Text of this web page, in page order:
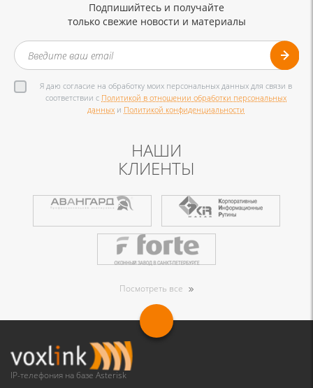
Подпишийтесь и получайте
только свежие новости и материалы
Я даю согласие на обработку моих персональных данных для связи в
соответствии с Политикой в отношении обработки персональных
данных и Политикой конфиденциальности
НАШИ
КЛИЕНТЫ
Посмотреть все
IP-телефония на базе Asterisk